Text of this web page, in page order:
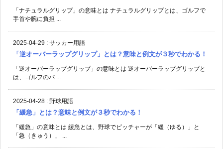
「ナチュラルグリップ」の意味とは ナチュラルグリップとは、ゴルフで
手首や腕に負担 ...
2025-04-29 : サッカー用語
「逆オーバーラップグリップ」とは？意味と例文が３秒でわかる！
「逆オーバーラップグリップ」の意味とは 逆オーバーラップグリップと
は、ゴルフのパ ...
2025-04-28 : 野球用語
「緩急」とは？意味と例文が３秒でわかる！
「緩急」の意味とは 緩急とは、野球でピッチャーが「緩（ゆる）」と
「急（きゅう）」 ...